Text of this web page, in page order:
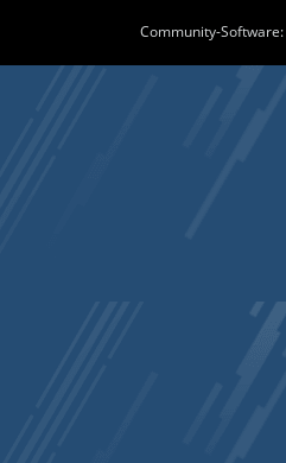
Community-Software: